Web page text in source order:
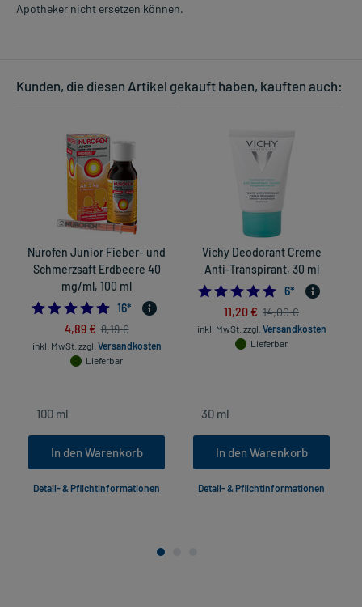
Apotheker nicht ersetzen können.
Kunden, die diesen Artikel gekauft haben, kauften auch:
Nurofen Junior Fieber- und
Schmerzsaft Erdbeere 40
mg/ml, 100 ml
5.0
16*
4,89 € 8,19 €
inkl. MwSt. zzgl. Versandkosten
Lieferbar
In den Warenkorb
Detail- & Pflichtinformationen
Vichy Deodorant Creme
Anti-Transpirant, 30 ml
6*
11,20 € 14,00 €
inkl. MwSt. zzgl. Versandkosten
Lieferbar
In den Warenkorb
Detail- & Pflichtinformationen